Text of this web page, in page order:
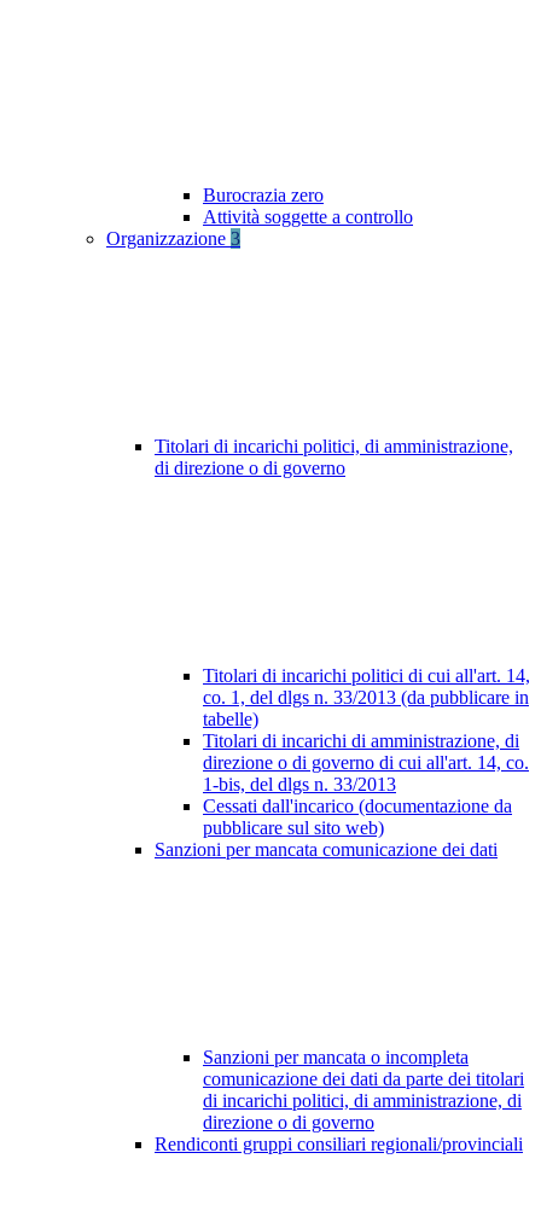
Burocrazia zero
Attività soggette a controllo
Organizzazione 3
Titolari di incarichi politici, di amministrazione,
di direzione o di governo
Titolari di incarichi politici di cui all'art. 14,
co. 1, del dlgs n. 33/2013 (da pubblicare in
tabelle)
Titolari di incarichi di amministrazione, di
direzione o di governo di cui all'art. 14, co.
1-bis, del dlgs n. 33/2013
Cessati dall'incarico (documentazione da
pubblicare sul sito web)
Sanzioni per mancata comunicazione dei dati
Sanzioni per mancata o incompleta
comunicazione dei dati da parte dei titolari
di incarichi politici, di amministrazione, di
direzione o di governo
Rendiconti gruppi consiliari regionali/provinciali